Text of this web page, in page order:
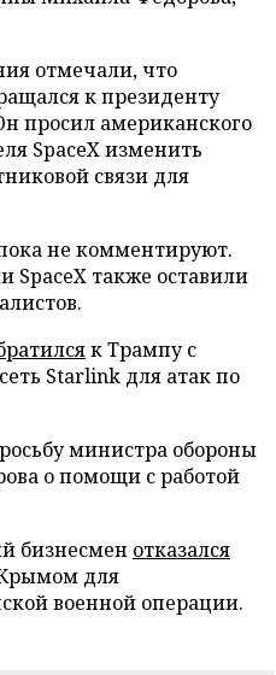
отмечали, что
к президенту
просил американского
SpaceX изменить
связи для
не комментируют.
SpaceX также оставили
к Трампу с
Starlink для атак по
министра обороны
о помощи с работой
бизнесмен отказался
Крымом для
военной операции.